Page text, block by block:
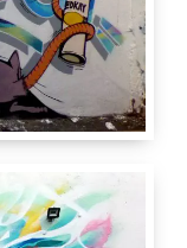
Rue de Montbrillant